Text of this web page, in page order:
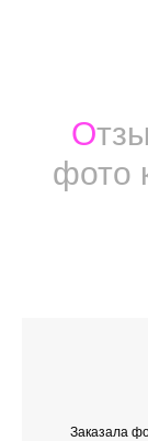
О
фото
Заказала